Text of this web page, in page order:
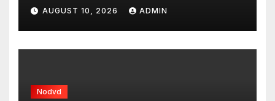
AUGUST 10, 2026 ADMIN
Nodvd